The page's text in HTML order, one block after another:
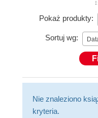
Pokaż produkty:
Sortuj wg:
Nie znaleziono
kryteria.